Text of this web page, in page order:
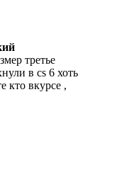
третье
в cs 6 хоть
кто вкурсе ,